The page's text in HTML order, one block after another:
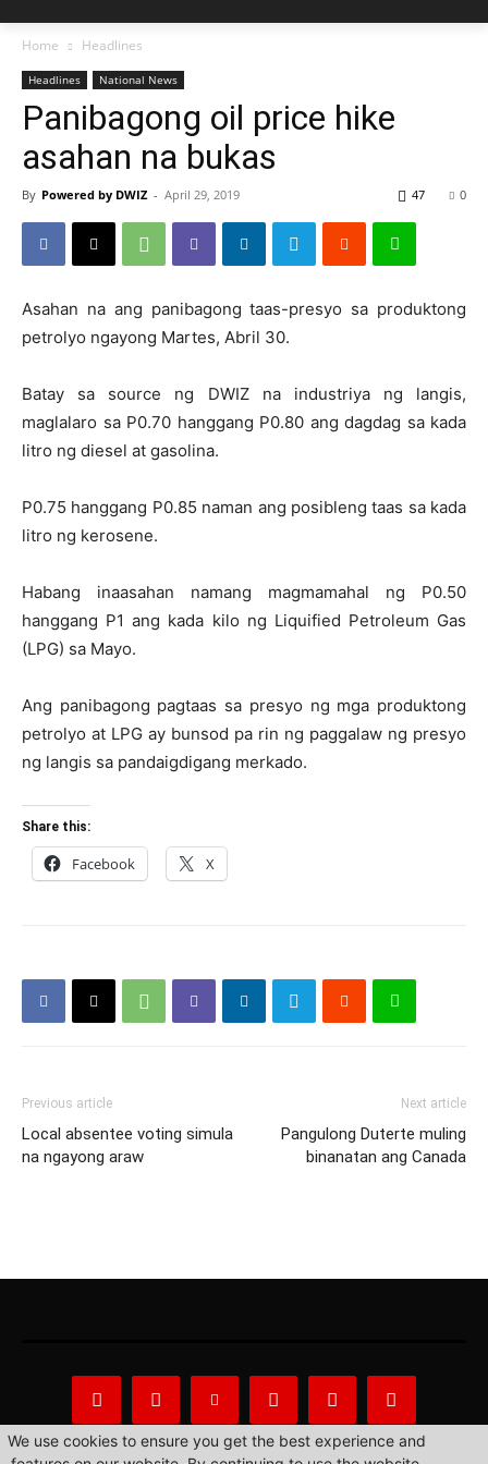
Home Headlines
Headlines National News
Panibagong oil price hike
asahan na bukas
By Powered by DWIZ - April 29, 2019 0
47
Asahan na ang panibagong taas-presyo sa produktong
petrolyo ngayong Martes, Abril 30.
Batay sa source ng DWIZ na industriya ng langis,
maglalaro sa P0.70 hanggang P0.80 ang dagdag sa kada
litro ng diesel at gasolina.
P0.75 hanggang P0.85 naman ang posibleng taas sa kada
litro ng kerosene.
Habang inaasahan namang magmamahal ng P0.50
hanggang P1 ang kada kilo ng Liquified Petroleum Gas
(LPG) sa Mayo.
Ang panibagong pagtaas sa presyo ng mga produktong
petrolyo at LPG ay bunsod pa rin ng paggalaw ng presyo
ng langis sa pandaigdigang merkado.
Share this:
Facebook X
Previous article
Local absentee voting simula
na ngayong araw
Next article
Pangulong Duterte muling
binanatan ang Canada
We use cookies to ensure you get the best experience and